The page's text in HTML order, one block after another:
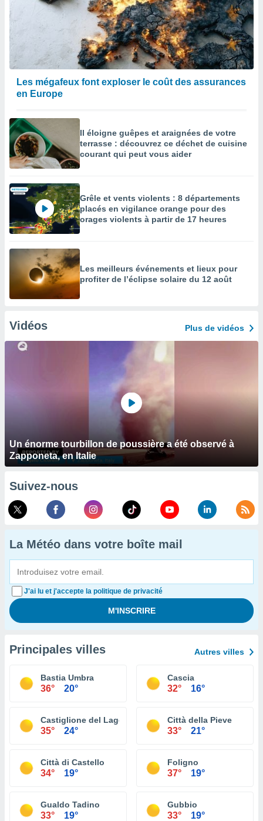
Les mégafeux font exploser le coût des assurances
en Europe
Il éloigne guêpes et araignées de votre
terrasse : découvrez ce déchet de cuisine
courant qui peut vous aider
Grêle et vents violents : 8 départements
placés en vigilance orange pour des
orages violents à partir de 17 heures
Les meilleurs événements et lieux pour
profiter de l’éclipse solaire du 12 août
Vidéos Plus de vidéos
Un énorme tourbillon de poussière a été observé à
Zapponeta, en Italie
Suivez-nous
La Météo dans votre boîte mail
J'ai lu et j'accepte la politique de privacité
Principales villes Autres villes
Bastia Umbra
36° 20°
Cascia
32° 16°
Castiglione del Lago
35° 24°
Città della Pieve
33° 21°
Città di Castello
34° 19°
Foligno
37° 19°
Gualdo Tadino
33° 19°
Gubbio
33° 19°